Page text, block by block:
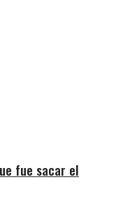
fue sacar el